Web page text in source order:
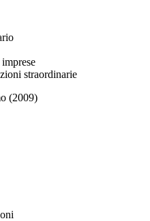
straordinarie
(2009)